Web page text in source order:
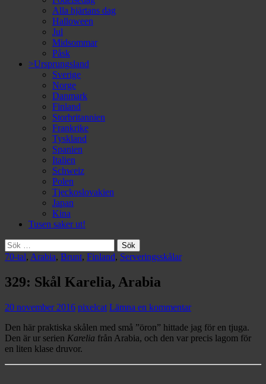
Alla hjärtans dag
Halloween
Jul
Midsommar
Påsk
>Ursprungsland
Sverige
Norge
Danmark
Finland
Storbritannien
Frankrike
Tyskland
Spanien
Italien
Schweiz
Polen
Tjeckoslovakien
Japan
Kina
Tusen saker ut!
Sök
efter:
70-tal, Arabia, Brunt, Finland, Serveringsskålar
329: Skål Karelia, Arabia
20 november 2016 pixelcat Lämna en kommentar
Den här praktiska skålen med små ”öron” hittade jag för en tjuga.
Den är ur serien Karelia från Arabia, och den var precis lagom för
en liten klase druvor.